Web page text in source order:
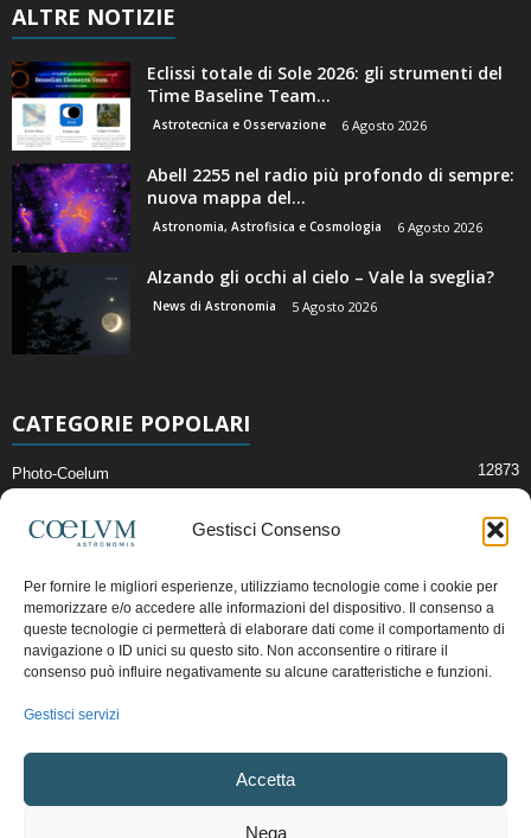
Gestisci Consenso
Per fornire le migliori esperienze, utilizziamo tecnologie come i cookie per
memorizzare e/o accedere alle informazioni del dispositivo. Il consenso a
queste tecnologie ci permetterà di elaborare dati come il comportamento di
navigazione o ID unici su questo sito. Non acconsentire o ritirare il
consenso può influire negativamente su alcune caratteristiche e funzioni.
Gestisci servizi
Accetta
Nega
ALTRE NOTIZIE
Eclissi totale di Sole 2026: gli strumenti del
Time Baseline Team...
Astrotecnica e Osservazione 6 Agosto 2026
Abell 2255 nel radio più profondo di sempre:
nuova mappa del...
Astronomia, Astrofisica e Cosmologia 6 Agosto 2026
Alzando gli occhi al cielo – Vale la sveglia?
News di Astronomia 5 Agosto 2026
CATEGORIE POPOLARI
Photo-Coelum 12873
News di Astronomia 2409
Cielo del Mese
Astronomia, Astrofisica e Cosmologia
Articoli e Risorse On-Line
Copyright © 1997 - 2024 vietata la riproduzione.